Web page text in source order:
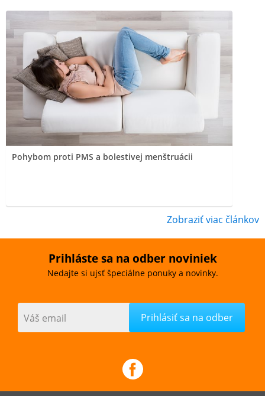
Pohybom proti PMS a bolestivej menštruácii
Zobraziť viac článkov
Prihláste sa na odber noviniek
Nedajte si ujsť špeciálne ponuky a novinky.
Váš email